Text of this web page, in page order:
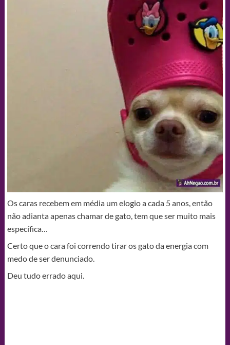
Os caras recebem em média um elogio a cada 5 anos, então
não adianta apenas chamar de gato, tem que ser muito mais
específica…
Certo que o cara foi correndo tirar os gato da energia com
medo de ser denunciado.
Deu tudo errado aqui.